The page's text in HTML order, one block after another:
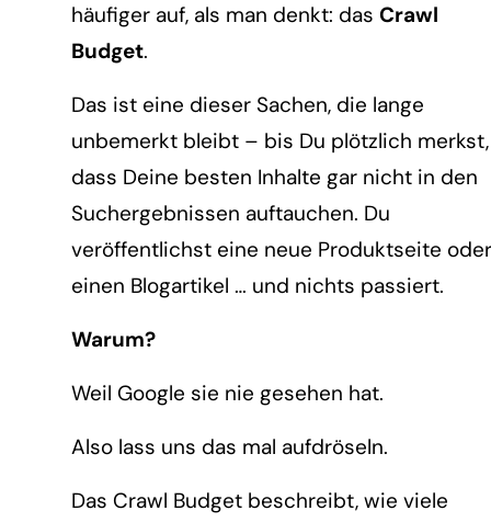
häufiger auf, als man denkt: das Crawl
Budget.
Das ist eine dieser Sachen, die lange
unbemerkt bleibt – bis Du plötzlich merkst,
dass Deine besten Inhalte gar nicht in den
Suchergebnissen auftauchen. Du
veröffentlichst eine neue Produktseite oder
einen Blogartikel … und nichts passiert.
Warum?
Weil Google sie nie gesehen hat.
Also lass uns das mal aufdröseln.
Das Crawl Budget beschreibt, wie viele